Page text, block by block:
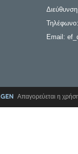
Email:
Απαγορεύεται η